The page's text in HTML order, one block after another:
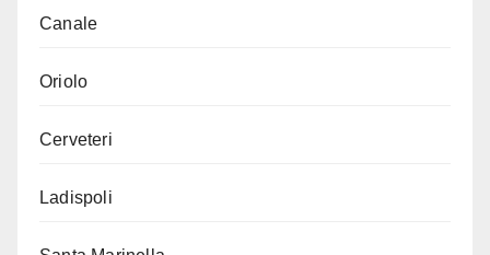
Canale
Oriolo
Cerveteri
Ladispoli